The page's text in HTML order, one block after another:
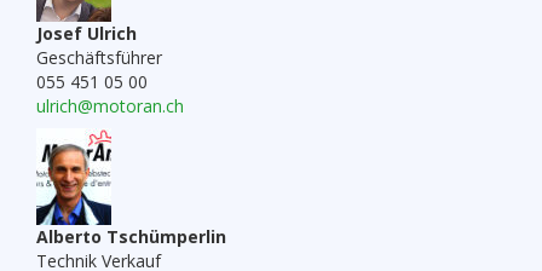
Josef Ulrich
Geschäftsführer
055 451 05 00
ulrich@motoran.ch
Alberto Tschümperlin
Technik Verkauf